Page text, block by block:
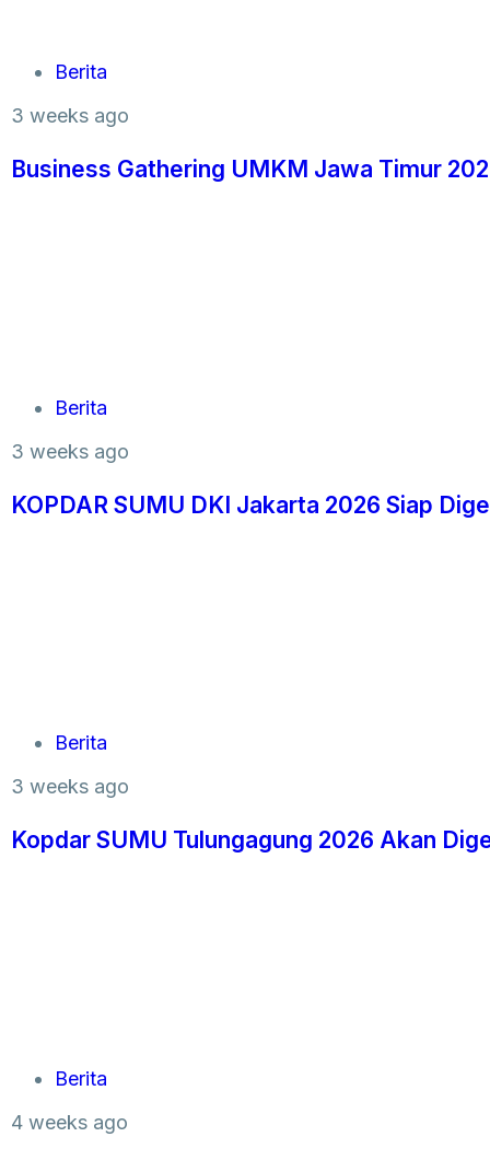
Berita
3 weeks ago
Business Gathering UMKM Jawa Timur
Berita
3 weeks ago
KOPDAR SUMU DKI Jakarta 2026 Siap
Berita
3 weeks ago
Kopdar SUMU Tulungagung 2026 Akan
Berita
4 weeks ago